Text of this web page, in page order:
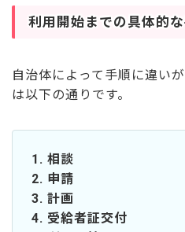
利用開始までの具体的
自治体によって手順に違い
は以下の通りです。
1. 相談
2. 申請
3. 計画
4. 受給者証交付